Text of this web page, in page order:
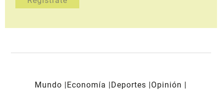
Mundo Economía Deportes
Opinión